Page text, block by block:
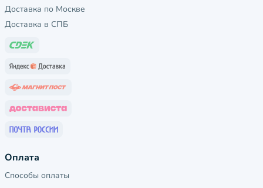
Доставка по Москве
Доставка в СПБ
Оплата
Способы оплаты